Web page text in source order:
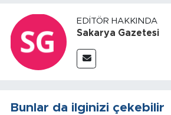
EDITÖR HAKKINDA
Sakarya Gazetesi
Bunlar da ilginizi çekebilir